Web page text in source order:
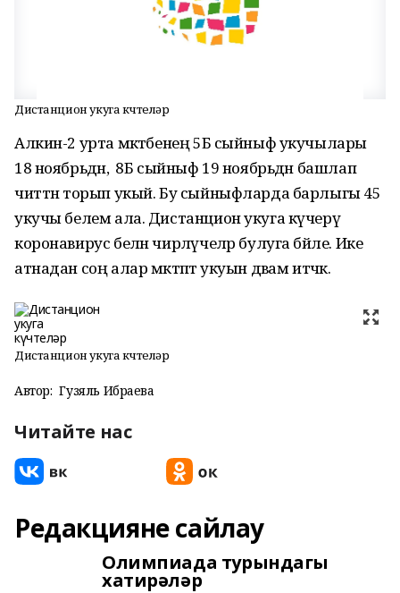
Дистанцион укуга күчтеләр
Алкин-2 урта мәктәбенең 5Б сыйныф укучылары
18 ноябрьдән, ә 8Б сыйныф 19 ноябрьдән башлап
читтән торып укый. Бу сыйныфларда барлыгы 45
укучы белем ала. Дистанцион укуга күчерү
коронавирус белән чирләүчеләр булуга бәйле. Ике
атнадан соң алар мәктәптә укуын дәвам итәчәк.
Дистанцион укуга күчтеләр
Автор: Гузяль Ибраева
Читайте нас
Редакцияне сайлау
Олимпиада турындагы
хатирәләр